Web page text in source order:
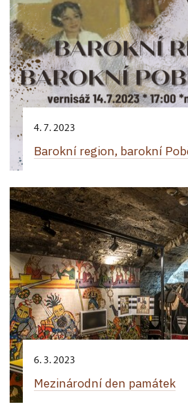
4. 7. 2023
Barokní region, barokní
6. 3. 2023
Mezinárodní den památek